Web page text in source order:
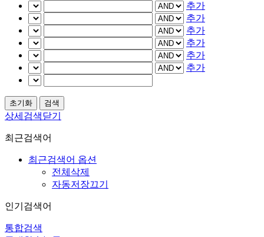
추가
추가
추가
추가
추가
추가
상세검색닫기
최근검색어
최근검색어 옵션
전체삭제
자동저장끄기
인기검색어
통합검색